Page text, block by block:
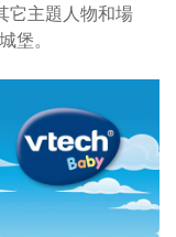
它主題人物和場
堡。